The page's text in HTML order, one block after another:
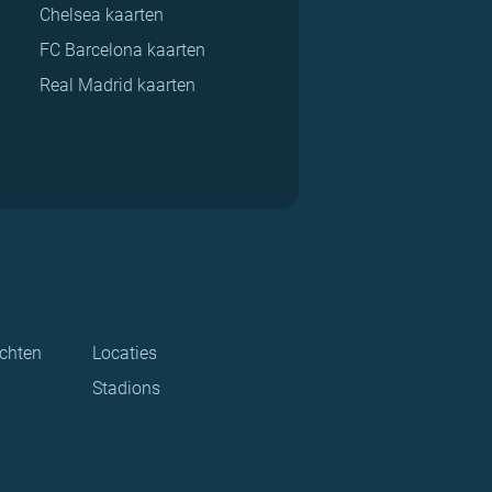
Chelsea kaarten
FC Barcelona kaarten
Real Madrid kaarten
Locaties
Stadions